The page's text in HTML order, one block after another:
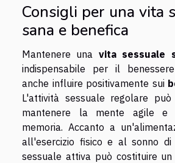
Consigli per una vita
sana e benefica
Mantenere una vita sessuale
indispensabile per il
anche influire positivamente sui
L'attività sessuale regolare
mantenere la mente agile e
memoria. Accanto a
all'esercizio fisico e al sonno di
sessuale attiva può costituire